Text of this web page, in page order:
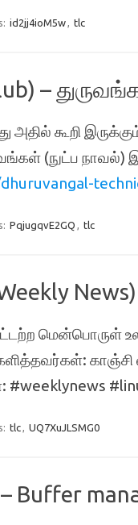
id2jj4ioM5w, tlc
–
அதில் கூறி
(நுட்ப நாவல்)
PqjugqvE2GQ , tlc
மென்பொருள்
காஞ்சி
tlc, UQ7XuJLSMG0
Buffer